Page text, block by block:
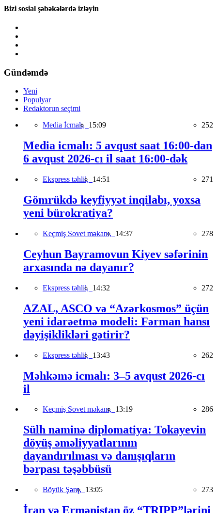
Bizi sosial şəbəkələrdə izləyin
Gündəmdə
Yeni
Populyar
Redaktorun seçimi
Media İcmalı, 15:09 252
Media icmalı: 5 avqust saat 16:00-dan
6 avqust 2026-cı il saat 16:00-dək
Ekspress təhlil, 14:51 271
Gömrükdə keyfiyyət inqilabı, yoxsa
yeni bürokratiya?
Keçmiş Sovet məkanı, 14:37 278
Ceyhun Bayramovun Kiyev səfərinin
arxasında nə dayanır?
Ekspress təhlil, 14:32 272
AZAL, ASCO və “Azərkosmos” üçün
yeni idarəetmə modeli: Fərman hansı
dəyişiklikləri gətirir?
Ekspress təhlil, 13:43 262
Məhkəmə icmalı: 3–5 avqust 2026-cı
il
Keçmiş Sovet məkanı, 13:19 286
Sülh naminə diplomatiya: Tokayevin
döyüş əməliyyatlarının
dayandırılması və danışıqların
bərpası təşəbbüsü
Böyük Şərq, 13:05 273
İran və Ermənistan öz “TRIPP”lərini